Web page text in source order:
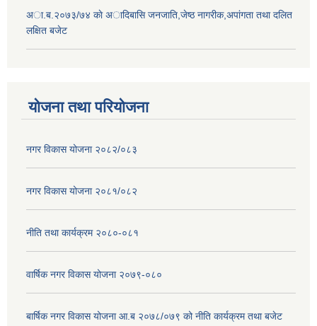
अा.ब.२०७३/७४ काे अादिबासि जनजाति,जेष्ठ नागरीक,अपांगता तथा दलित
लक्षित बजेट
योजना तथा परियोजना
नगर विकास योजना २०८२/०८३
नगर विकास योजना २०८१/०८२
नीति तथा कार्यक्रम २०८०-०८१
वार्षिक नगर विकास योजना २०७९-०८०
बार्षिक नगर विकास योजना आ.ब २०७८/०७९ को नीति कार्यक्रम तथा बजेट